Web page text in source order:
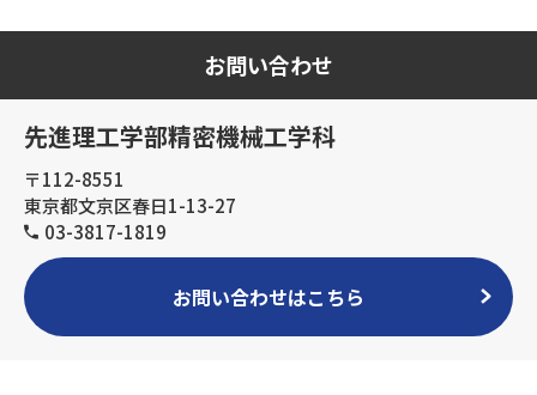
お問い合わせ
先進理工学部精密機械工学科
〒112-8551
東京都文京区春日1-13-27
03-3817-1819
お問い合わせはこちら